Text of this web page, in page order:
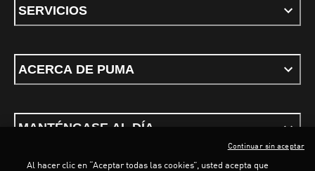
SERVICIOS
ACERCA DE PUMA
MANTÉNGASE AL DÍA
Al hacer clic en “Aceptar todas las cookies”, usted acepta que
Continuar sin aceptar